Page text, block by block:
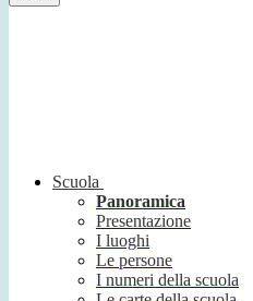
Scuola
Panoramica
Presentazione
I luoghi
Le persone
I numeri della scuola